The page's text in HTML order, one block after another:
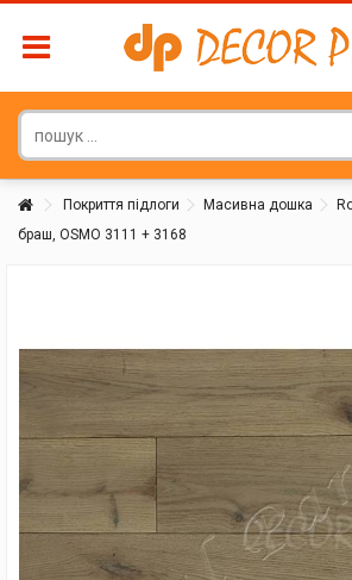
Покриття підлоги Масивна дошка
браш, OSMO 3111 + 3168